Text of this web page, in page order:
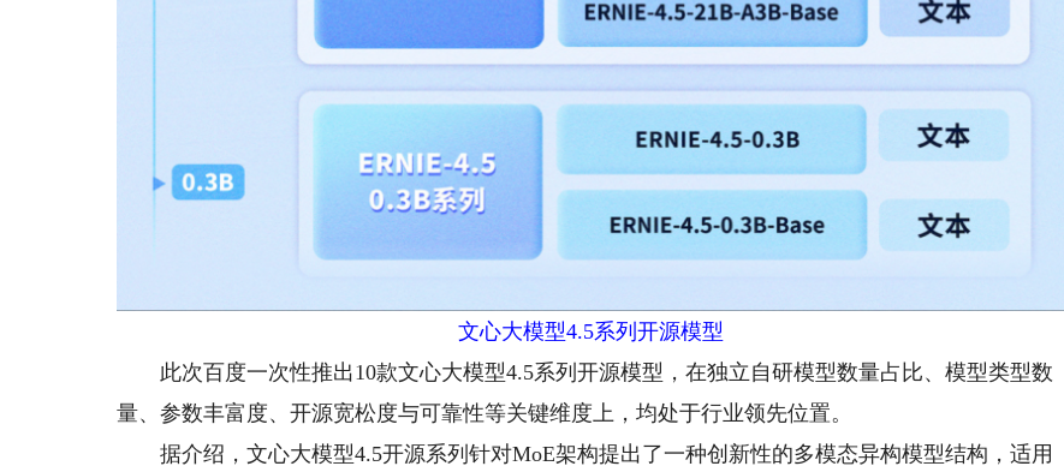
文心大模型4.5系列开源模型
此次百度一次性推出10款文心大模型4.5系列开源模型，在独立自研模型数量占比、模型类型数
量、参数丰富度、开源宽松度与可靠性等关键维度上，均处于行业领先位置。
据介绍，文心大模型4.5开源系列针对MoE架构提出了一种创新性的多模态异构模型结构，适用